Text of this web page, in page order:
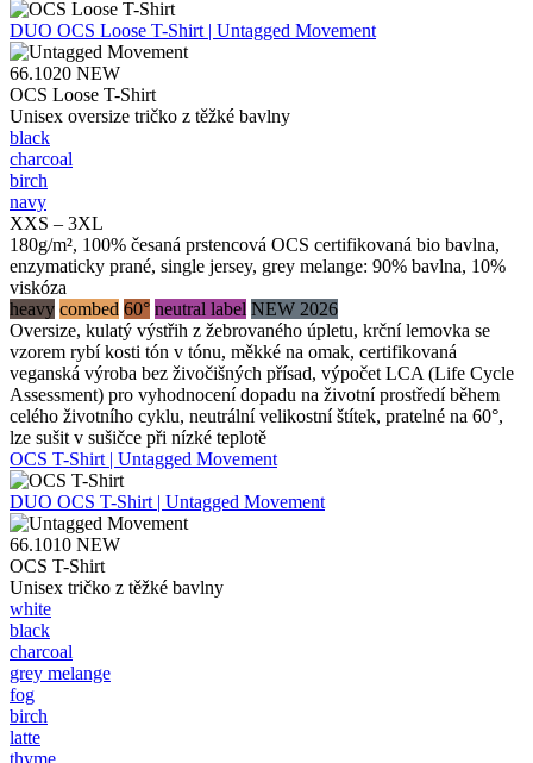
DUO OCS Loose T-Shirt | Untagged Movement
66.1020 NEW
OCS Loose T-Shirt
Unisex oversize tričko z těžké bavlny
black
charcoal
birch
navy
XXS – 3XL
180g/m², 100% česaná prstencová OCS certifikovaná bio bavlna,
enzymaticky prané, single jersey, grey melange: 90% bavlna, 10%
viskóza
heavy combed 60° neutral label NEW 2026
Oversize, kulatý výstřih z žebrovaného úpletu, krční lemovka se
vzorem rybí kosti tón v tónu, měkké na omak, certifikovaná
veganská výroba bez živočišných přísad, výpočet LCA (Life Cycle
Assessment) pro vyhodnocení dopadu na životní prostředí během
celého životního cyklu, neutrální velikostní štítek, pratelné na 60°,
lze sušit v sušičce při nízké teplotě
OCS T-Shirt | Untagged Movement
DUO OCS T-Shirt | Untagged Movement
66.1010 NEW
OCS T-Shirt
Unisex tričko z těžké bavlny
white
black
charcoal
grey melange
fog
birch
latte
thyme